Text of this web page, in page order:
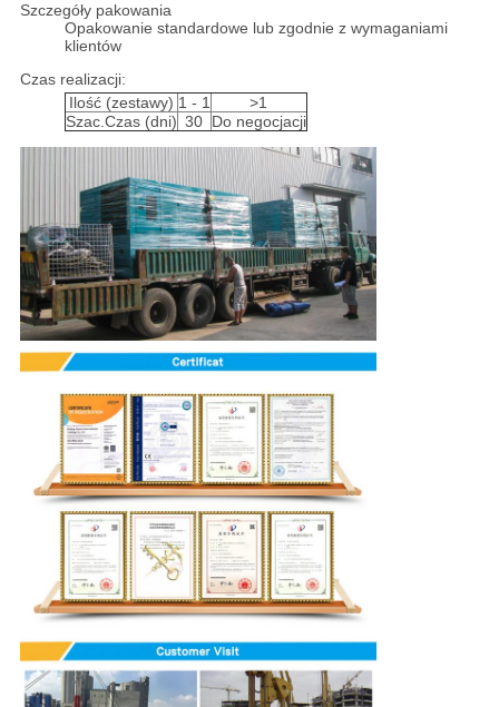
Szczegóły pakowania
Opakowanie standardowe lub zgodnie z wymaganiami
klientów
Czas realizacji:
Ilość (zestawy) 1 - 1
>1
Szac.Czas (dni) 30 Do negocjacji